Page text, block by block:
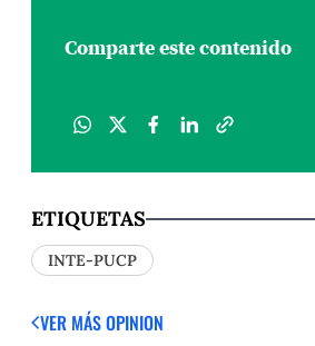
Comparte este contenido
ETIQUETAS
INTE-PUCP
VER MÁS OPINION